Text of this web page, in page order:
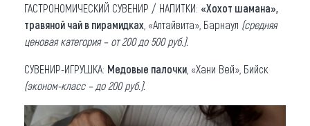
ГАСТРОНОМИЧЕСКИЙ СУВЕНИР / НАПИТКИ: «Хохот шамана»,
травяной чай в пирамидках , «Алтайвита», Барнаул (средняя
ценовая категория – от 200 до 500 руб.).
СУВЕНИР-ИГРУШКА: Медовые палочки , «Хани Вей», Бийск
(эконом-класс – до 200 руб.).